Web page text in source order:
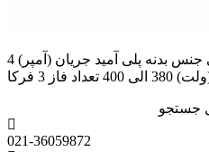
ویژگی های فنی رنگ بدنه مشکی جنس بدنه پلی آمید جریان (آمپر) 4
جستجو
021-36059872